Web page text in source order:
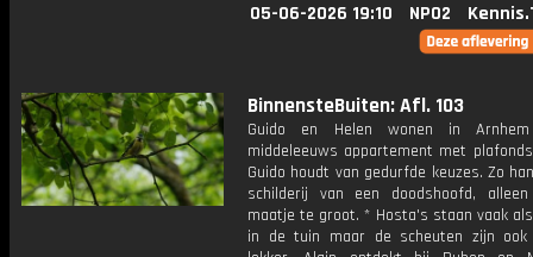
05-06-2026 19:10 NPO2
BinnensteBuiten: Afl. 103
Guido en Helen wonen in
middeleeuws appartement met
Guido houdt van gedurfde keuzes. Zo
schilderij van een doodshoofd,
maatje te groot. * Hosta's staan vaak
in de tuin maar de scheuten zijn ook